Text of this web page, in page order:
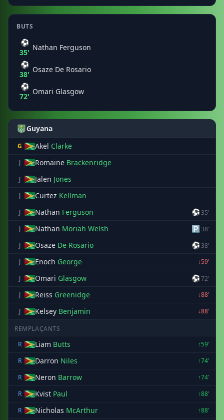
BUTS
⚽
35'
Nathan Ferguson
⚽
38'
Osaze De Rosario
⚽
72'
Omari Glasgow
Guyana
G Akel Clarke
J Romaine Brackenridge
J Jalen Jones
J Curtez Kellman
J Nathan Ferguson ⚽35'
J
Nathan Moriah Welsh 🅿38'
J
Osaze De Rosario ⚽38'
J
Enoch George
↓59'
J
Omari Glasgow ⚽72'
J
Reiss Greenidge
↓88'
J
Kelsey Benjamin ↓88'
REMPLAÇANTS
R
Liam Butts
↑59'
R
Darron Niles
↑74'
R
Neron Barrow
↑74'
R
Kvist Paul
↑88'
R
Nicholas McArthur
↑88'